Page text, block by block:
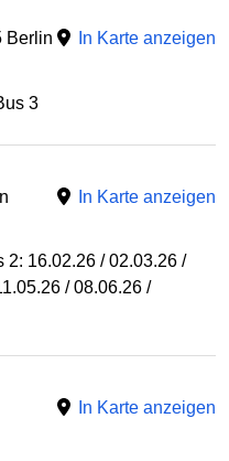
Berlin In Karte anzeigen
3
In Karte anzeigen
2: 16.02.26 / 02.03.26 /
/ 08.06.26 /
In Karte anzeigen